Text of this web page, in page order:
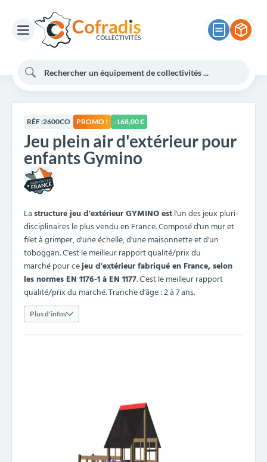
RÉF :2600CO PROMO ! -168,00 €
Jeu plein air d'extérieur pour
enfants Gymino
Lastructure jeu d'extérieur GYMINO estl'un des jeux pluri-
disciplinaires le plus vendu en France. Composé d'un mur et
filet à grimper, d'une échelle, d'une maisonnette et d'un
toboggan.C'est le meilleur rapport qualité/prix du
marchépour cejeu d'extérieur fabriqué en France, selon
les normes EN 1176-1 à EN 1177. C'est le meilleur rapport
qualité/prix du marché. Tranche d'âge : 2 à 7 ans.
Plus d'infos